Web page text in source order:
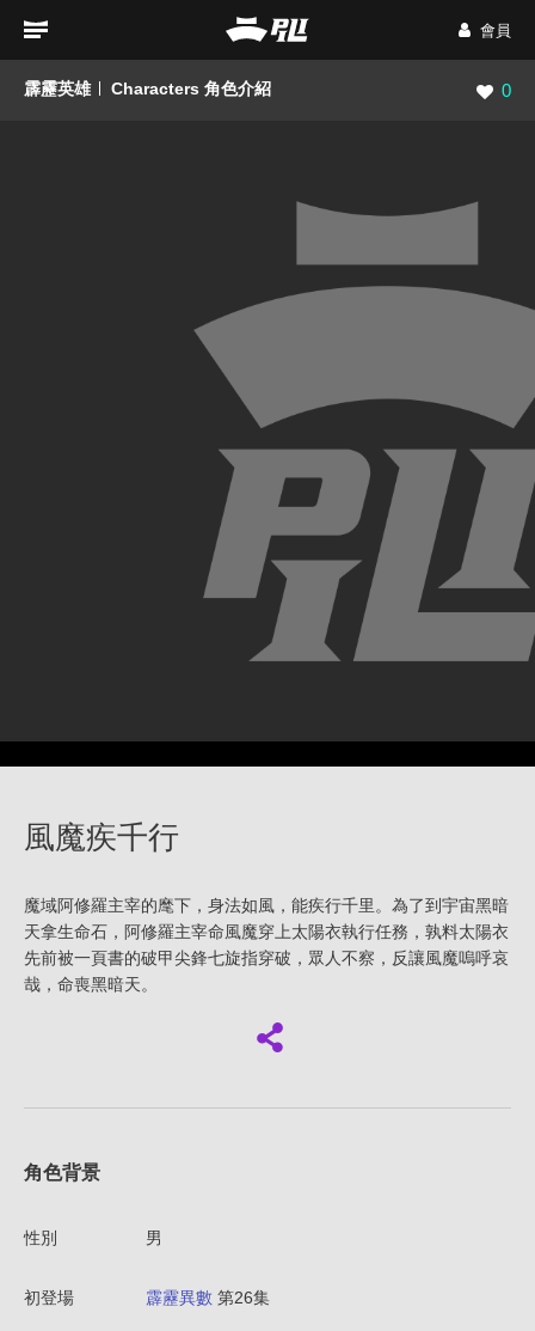
會員
霹靂英雄 Characters 角色介紹 瀏覽
0
風魔疾千行
魔域阿修羅主宰的麾下，身法如風，能疾行千里。為了到宇宙黑暗
天拿生命石，阿修羅主宰命風魔穿上太陽衣執行任務，孰料太陽衣
先前被一頁書的破甲尖鋒七旋指穿破，眾人不察，反讓風魔嗚呼哀
哉，命喪黑暗天。
角色背景
性別 男
初登場 霹靂異數 第26集